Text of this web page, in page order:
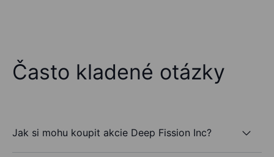
Často kladené otázky
Jak si mohu koupit akcie Deep Fission Inc?